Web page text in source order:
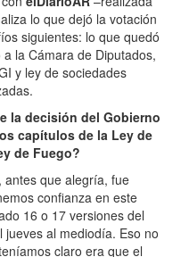
lo que dejó la votación
siguientes: lo que quedó
la Cámara de Diputados,
y ley de sociedades
la decisión del Gobierno
capítulos de la Ley de
de Fuego?
que alegría, fue
confianza en este
16 o 17 versiones del
al mediodía. Eso no
claro era que el